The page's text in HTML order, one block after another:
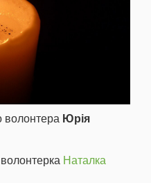
волонтера Юрія
Наталка